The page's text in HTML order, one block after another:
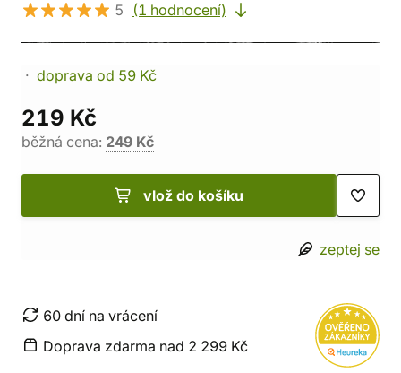
5
(1 hodnocení)
doprava od 59 Kč
219 Kč
běžná cena: 249 Kč
vlož do košíku
zeptej se
60 dní na vrácení
Doprava zdarma nad 2 299 Kč